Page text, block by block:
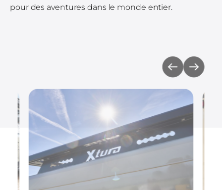
pour des aventures dans le monde entier.